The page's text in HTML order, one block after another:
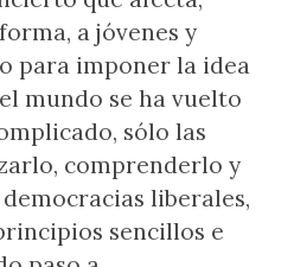
a jóvenes y
para imponer la idea
mundo se ha vuelto
sólo las
comprenderlo y
liberales,
sencillos e